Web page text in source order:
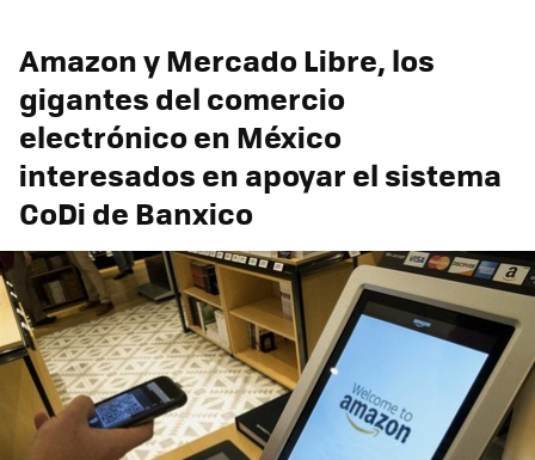
Amazon y Mercado Libre, los
gigantes del comercio
electrónico en México
interesados en apoyar el sistema
CoDi de Banxico